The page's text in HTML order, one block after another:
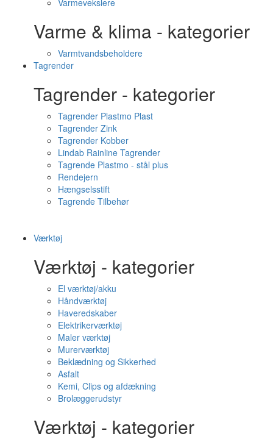
Varmevekslere
Varme & klima - kategorier
Varmtvandsbeholdere
Tagrender
Tagrender - kategorier
Tagrender Plastmo Plast
Tagrender Zink
Tagrender Kobber
Lindab Rainline Tagrender
Tagrende Plastmo - stål plus
Rendejern
Hængselsstift
Tagrende Tilbehør
Værktøj
Værktøj - kategorier
El værktøj/akku
Håndværktøj
Haveredskaber
Elektrikerværktøj
Maler værktøj
Murerværktøj
Beklædning og Sikkerhed
Asfalt
Kemi, Clips og afdækning
Brolæggerudstyr
Værktøj - kategorier